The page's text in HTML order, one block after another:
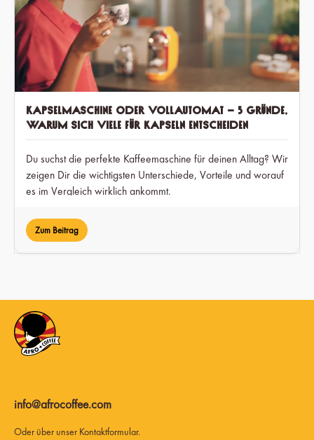
Kapselmaschine oder Vollautomat – 5 Gründe,
warum sich viele für Kapseln entscheiden
Du suchst die perfekte Kaffeemaschine für deinen Alltag? Wir
zeigen Dir die wichtigsten Unterschiede, Vorteile und worauf
es im Vergleich wirklich ankommt.
Zum Beitrag
info@afrocoffee.com
Oder über unser Kontaktformular.